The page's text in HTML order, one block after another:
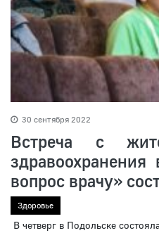
30 сентября 2022
Встреча с
вопрос врачу»
Здоровье
В четверг в Подольске